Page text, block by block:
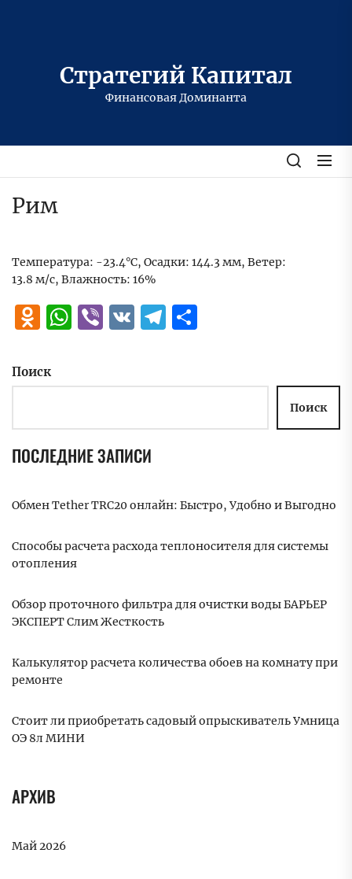
Стратегий Капитал
Финансовая Доминанта
Рим
Температура: -23.4°C, Осадки: 144.3 мм, Ветер:
13.8 м/с, Влажность: 16%
Odnoklassniki
WhatsApp
Viber
VK Telegram
Поиск
Поиск
ПОСЛЕДНИЕ ЗАПИСИ
Обмен Tether TRC20 онлайн: Быстро, Удобно и Выгодно
Способы расчета расхода теплоносителя для системы
отопления
Обзор проточного фильтра для очистки воды БАРЬЕР
ЭКСПЕРТ Слим Жесткость
Калькулятор расчета количества обоев на комнату при
ремонте
Стоит ли приобретать садовый опрыскиватель Умница
ОЭ 8л МИНИ
АРХИВ
Май 2026